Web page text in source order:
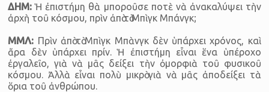
ΔΗΜ:Ἡ ἐπιστήμη θὰ μποροῦσε ποτὲ νὰ ἀνακαλύψει τὴν
ἀρχὴ τοῦ κόσμου, πρὶν ἀπὸ τὸ Μπὶγκ Μπάνγκ;
ΜΜΛ: Πρὶν ἀπὸ τὸ Μπὶγκ Μπὰνγκ δὲν ὑπάρχει χρόνος, καὶ
ἄρα δὲν ὑπάρχει πρίν. Ἡ ἐπιστήμη εἶναι ἕνα ὑπέροχο
ἐργαλεῖο, γιὰ νὰ μᾶς δείξει τὴν ὀμορφιὰ τοῦ φυσικοῦ
κόσμου. Ἀλλὰ εἶναι πολὺ μικρὸ γιὰ νὰ μᾶς ἀποδείξει τὰ
ὅρια τοῦ ἀνθρώπου.